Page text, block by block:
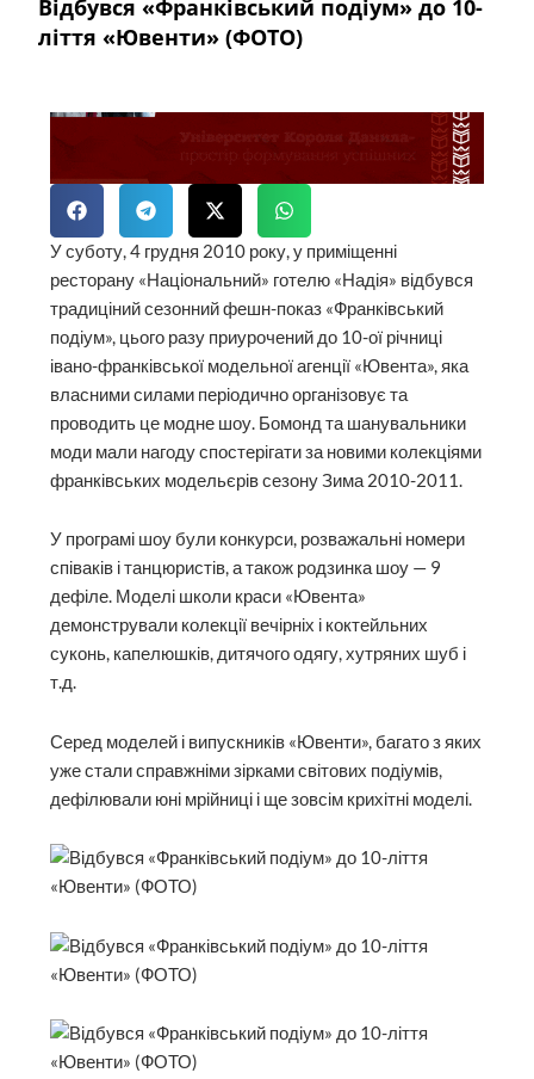
Відбувся «Франківський подіум» до 10-
ліття «Ювенти» (ФОТО)
У суботу, 4 грудня 2010 року, у приміщенні
ресторану «Національний» готелю «Надія» відбувся
традиціний сезонний фешн-показ «Франківський
подіум», цього разу приурочений до 10-ої річниці
івано-франківської модельної агенції «Ювента», яка
власними силами періодично організовує та
проводить це модне шоу. Бомонд та шанувальники
моди мали нагоду спостерігати за новими колекціями
франківських модельєрів сезону Зима 2010-2011.
У програмі шоу були конкурси, розважальні номери
співаків і танцюристів, а також родзинка шоу — 9
дефіле. Моделі школи краси «Ювента»
демонстрували колекції вечірніх і коктейльних
суконь, капелюшків, дитячого одягу, хутряних шуб і
т.д.
Серед моделей і випускників «Ювенти», багато з яких
уже стали справжніми зірками світових подіумів,
дефілювали юні мрійниці і ще зовсім крихітні моделі.